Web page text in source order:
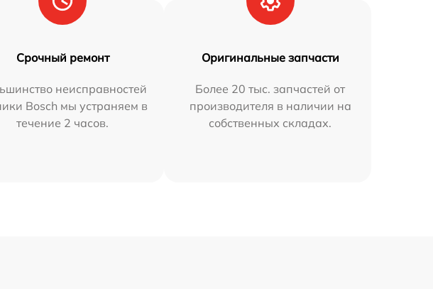
Срочный ремонт
неисправностей
Bosch мы устраняем в
течение 2 часов.
Оригинальные запчасти
Более 20 тыс. запчастей от
производителя в наличии на
собственных складах.